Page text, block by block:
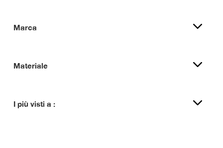
Marca
Materiale
I più visti a :